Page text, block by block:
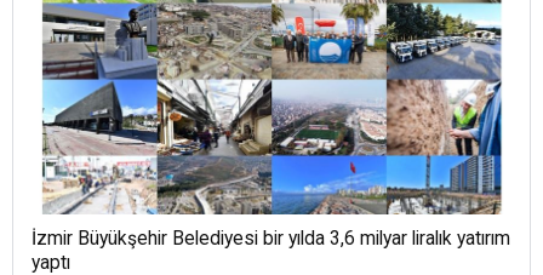
İzmir Büyükşehir Belediyesi bir yılda 3,6 milyar liralık yatırım
yaptı